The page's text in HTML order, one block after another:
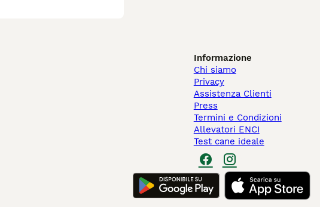
Informazione
Chi siamo
Privacy
Assistenza Clienti
Press
Termini e Condizioni
Allevatori ENCI
Test cane ideale